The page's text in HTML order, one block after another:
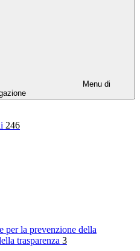
Menu di
246
per la prevenzione della
trasparenza 3